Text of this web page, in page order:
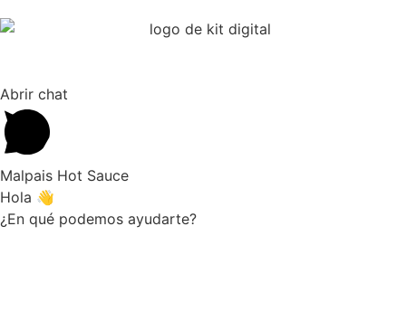
Abrir chat
Malpais Hot Sauce
Hola 👋
¿En qué podemos ayudarte?